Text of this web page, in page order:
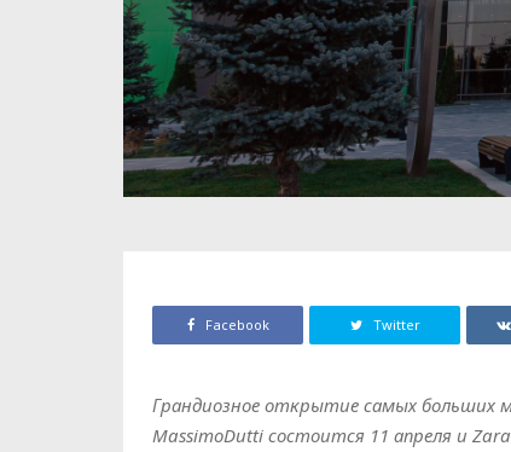
Facebook Twitter
Грандиозное открытие самых больших
MassimoDutti состоится 11 апреля и